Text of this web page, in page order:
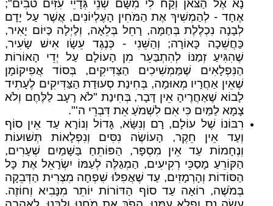
נָא אֶל הַצֹּאן וְקַח לִי מִשָּׁם שְׁנֵי גְּדָיֵי עִזִּים טֹבִים";
אֶחָד - לְהַמְשִׁיךְ אֶת הַמֹּחִין הָעֶלְיוֹנִים, אֲשֶׁר עַל יָדָם
לְבָנָה נִכְלֶלֶת בְּחַמָּה, רָחֵל בְּלֵאָה, וְלַיְלָה כַּיּוֹם יָאִיר,
כַּחֲשֵׁכָה כָּאוֹרָה; וְהַשֵּׁנִי - כְּנֶגֶד עֵשָׂו אִישׁ שָׂעִיר,
שֶׁהִגִּיעַ זְמַנּוֹ לְהִתְבַּעֵר מִן הָעוֹלָם עַל יְדֵי הָאוֹרוֹת
הַנִּפְלָאִים שֶׁמַּמְשִׁיכִים הַצַּדִּיקִים, בְּסוֹד אֲפִיקוֹמָן
שֶׁאֵין אַחֲרָיו מְאוּמָה, בְּחִינַת סְעוּדַת הַצַּדִּיקִים לֶעָתִיד
לָבוֹא שֶׁאַחֲרֶיהָ אֵין דָּבָר, בְּחִינַת "לֹא רָעָב לַלֶּחֶם וְלֹא
צָמָא לַמַּיִם כִּי אִם לִשְׁמֹעַ אֵת דִּבְרֵי ה'".
רִבּוֹנוֹ שֶׁל עוֹלָם, רָם וְנִשָּׂא, גָּדוֹל וְנוֹרָא עַד אֵין סוֹף
וְעַד אֵין חֵקֶר, הָעוֹשֶׂה נִסִּים וְנִפְלָאוֹת תְּשׁוּעוֹת
וְנֶחָמוֹת עַד אֵין מִסְפָּר, הַפּוֹתֵחַ בַּשָּׁמַיִם שְׁעָרִים,
הַקּוֹרֵעַ מָסַכֵּי רְקִיעִים, הַמְגַלֶּה לְעַמּוֹ יִשְׂרָאֵל אֶת כָּל
הַסּוֹדוֹת וְהָרְמָזִים, עַד שֶׁאֲפִלּוּ שִׁפְחָה מִצְרִית הַדְּבֵקָה
בְּמֹשֶׁה, רוֹאָה עַד סוֹף הַדּוֹרוֹת יוֹתֵר מִנָּבִיא וְחוֹזֶה.